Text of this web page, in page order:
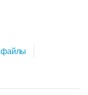
файлы